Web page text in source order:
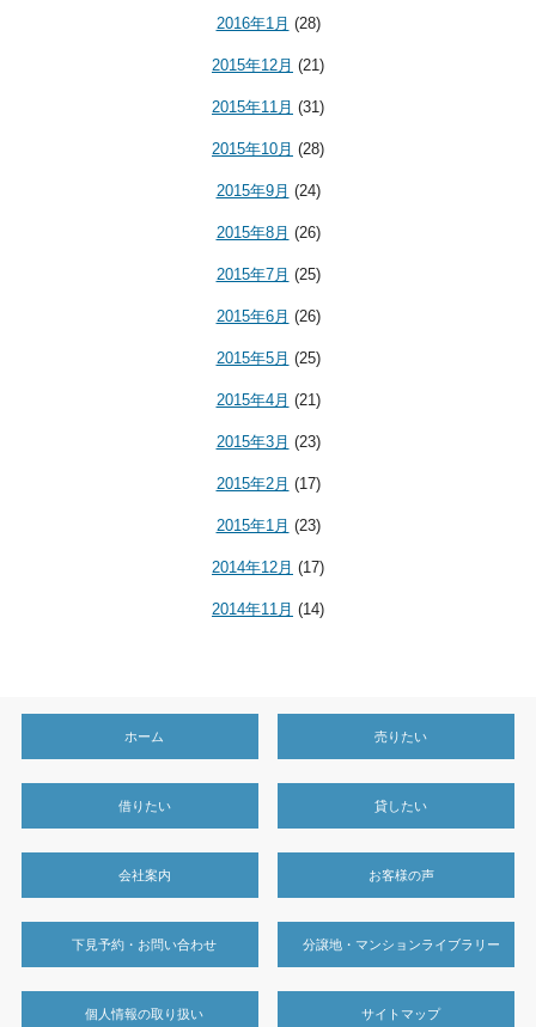
2016年1月 (28)
2015年12月 (21)
2015年11月 (31)
2015年10月 (28)
2015年9月 (24)
2015年8月 (26)
2015年7月 (25)
2015年6月 (26)
2015年5月 (25)
2015年4月 (21)
2015年3月 (23)
2015年2月 (17)
2015年1月 (23)
2014年12月 (17)
2014年11月 (14)
ホーム 売りたい
借りたい 貸したい
会社案内 お客様の声
下見予約・お問い合わせ 分譲地・マンションライブラリー
個人情報の取り扱い サイトマップ